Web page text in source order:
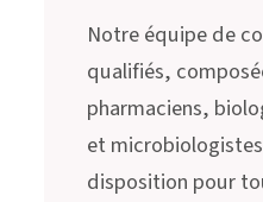
Notre équipe de
qualifiés,
pharmaciens,
et
disposition pour